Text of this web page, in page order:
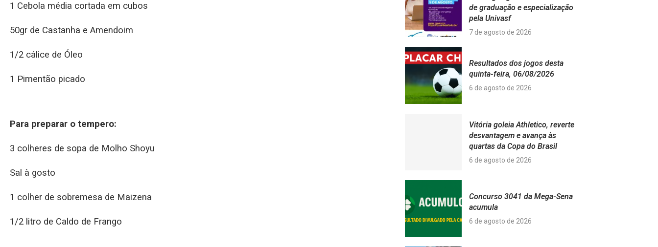
1 Cebola média cortada em cubos
50gr de Castanha e Amendoim
1/2 cálice de Óleo
1 Pimentão picado
Para preparar o tempero:
3 colheres de sopa de Molho Shoyu
Sal à gosto
1 colher de sobremesa de Maizena
1/2 litro de Caldo de Frango
de graduação e especialização
pela Univasf
7 de agosto de 2026
Resultados dos jogos desta
quinta-feira, 06/08/2026
6 de agosto de 2026
Vitória goleia Athletico, reverte
desvantagem e avança às
quartas da Copa do Brasil
6 de agosto de 2026
Concurso 3041 da Mega-Sena
acumula
6 de agosto de 2026